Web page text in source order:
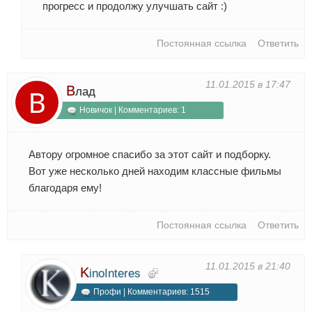
прогресс и продолжу улучшать сайт :)
Постоянная ссылка Ответить
11.01.2015 в 17:47
Влад
Новичок | Комментариев: 1
Автору огромное спасибо за этот сайт и подборку.
Вот уже несколько дней находим классные фильмы
благодаря ему!
Постоянная ссылка Ответить
11.01.2015 в 21:40
KinoInteres
Профи | Комментариев: 1515